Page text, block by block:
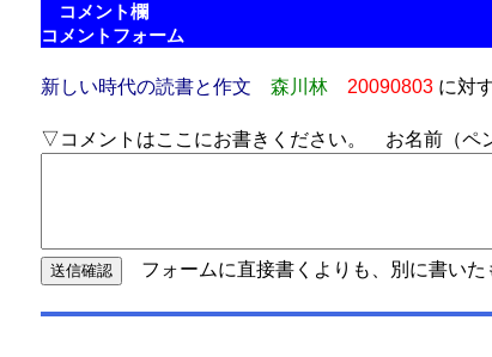
コメント欄
コメントフォーム
新しい時代の読書と作文 森川林 20090803 に対
▽コメントはここにお書きください。 お名前（ペ
フォームに直接書くよりも、別に書いた